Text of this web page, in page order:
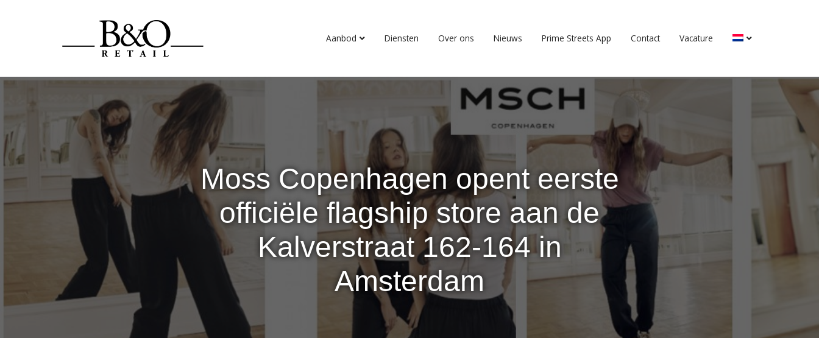
Aanbod Diensten Over ons Nieuws Prime Streets App Contact Vacature
Moss Copenhagen opent eerste
officiële flagship store aan de
Kalverstraat 162-164 in
Amsterdam